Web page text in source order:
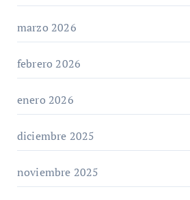
marzo 2026
febrero 2026
enero 2026
diciembre 2025
noviembre 2025